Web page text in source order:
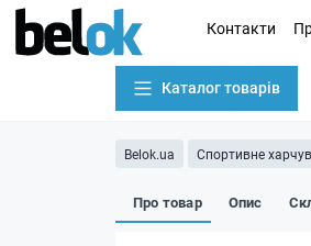
Контакти
Каталог товарів
Belok.ua Спортивне
Про товар Опис